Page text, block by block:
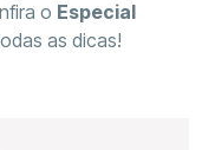
o Especial
as dicas!